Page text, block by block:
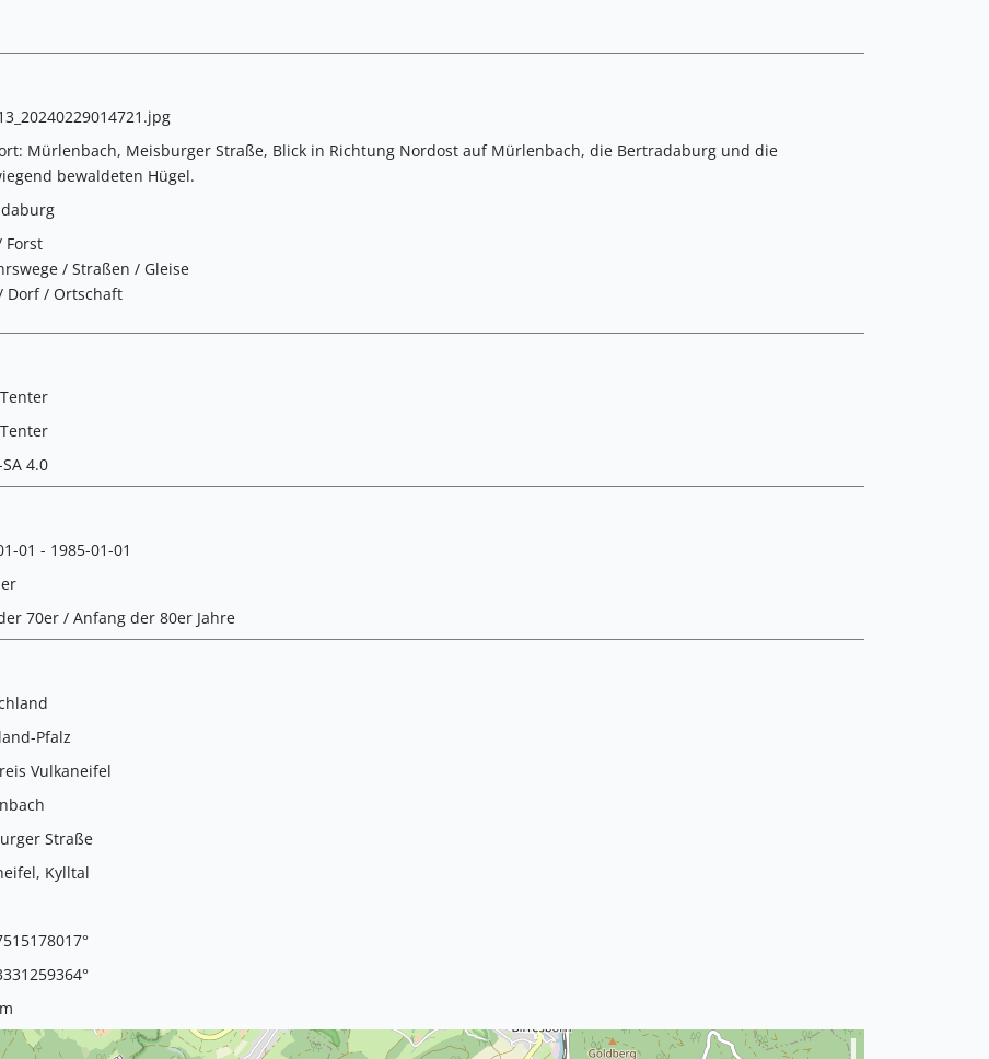
Mürlenbach, Meisburger Straße, Blick in Richtung Nordost auf Mürlenbach, die Bertradaburg und die
bewaldeten Hügel.
Forst
/ Straßen / Gleise
Dorf / Ortschaft
SA 4.0
01 - 1985-01-01
70er / Anfang der 80er Jahre
Pfalz
Vulkaneifel
Straße
Kylltal